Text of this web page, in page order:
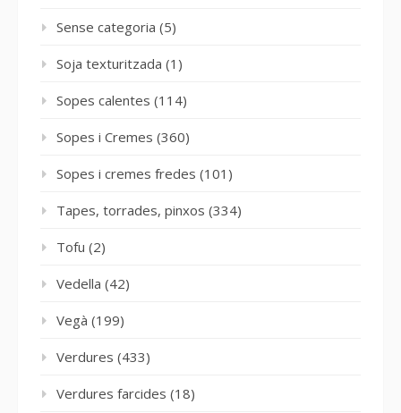
Sense categoria (5)
Soja texturitzada (1)
Sopes calentes (114)
Sopes i Cremes (360)
Sopes i cremes fredes (101)
Tapes, torrades, pinxos (334)
Tofu (2)
Vedella (42)
Vegà (199)
Verdures (433)
Verdures farcides (18)